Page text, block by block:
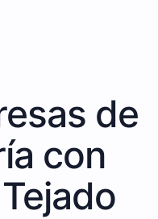
de
con